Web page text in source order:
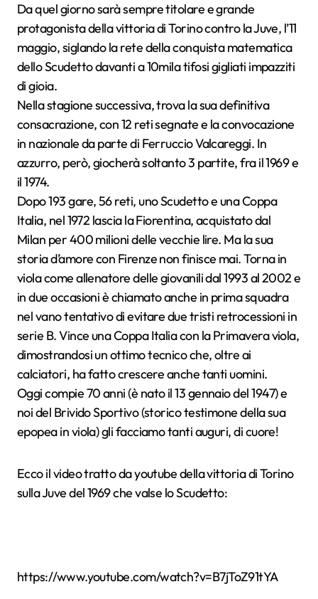
Da quel giorno sarà sempre titolare e grande
protagonista della vittoria di Torino contro la Juve, l’11
maggio, siglando la rete della conquista matematica
dello Scudetto davanti a 10mila tifosi gigliati impazziti
di gioia.
Nella stagione successiva, trova la sua definitiva
consacrazione, con 12 reti segnate e la convocazione
in nazionale da parte di Ferruccio Valcareggi. In
azzurro, però, giocherà soltanto 3 partite, fra il 1969 e
il 1974.
Dopo 193 gare, 56 reti, uno Scudetto e una Coppa
Italia, nel 1972 lascia la Fiorentina, acquistato dal
Milan per 400 milioni delle vecchie lire. Ma la sua
storia d’amore con Firenze non finisce mai. Torna in
viola come allenatore delle giovanili dal 1993 al 2002 e
in due occasioni è chiamato anche in prima squadra
nel vano tentativo di evitare due tristi retrocessioni in
serie B. Vince una Coppa Italia con la Primavera viola,
dimostrandosi un ottimo tecnico che, oltre ai
calciatori, ha fatto crescere anche tanti uomini.
Oggi compie 70 anni (è nato il 13 gennaio del 1947) e
noi del Brivido Sportivo (storico testimone della sua
epopea in viola) gli facciamo tanti auguri, di cuore!
Ecco il video tratto da youtube della vittoria di Torino
sulla Juve del 1969 che valse lo Scudetto:
https://www.youtube.com/watch?v=B7jToZ91tYA